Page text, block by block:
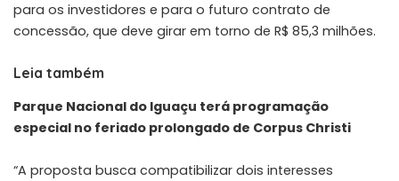
para os investidores e para o futuro contrato de
concessão, que deve girar em torno de R$ 85,3 milhões.
Leia também
Parque Nacional do Iguaçu terá programação
especial no feriado prolongado de Corpus Christi
“A proposta busca compatibilizar dois interesses